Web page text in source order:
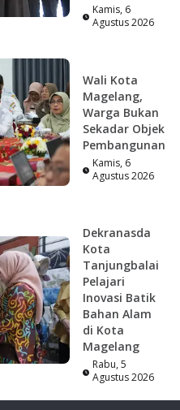
Kamis, 6
Agustus 2026
Wali Kota
Magelang,
Warga Bukan
Sekadar Objek
Pembangunan
Kamis, 6
Agustus 2026
Dekranasda
Kota
Tanjungbalai
Pelajari
Inovasi Batik
Bahan Alam
di Kota
Magelang
Rabu, 5
Agustus 2026